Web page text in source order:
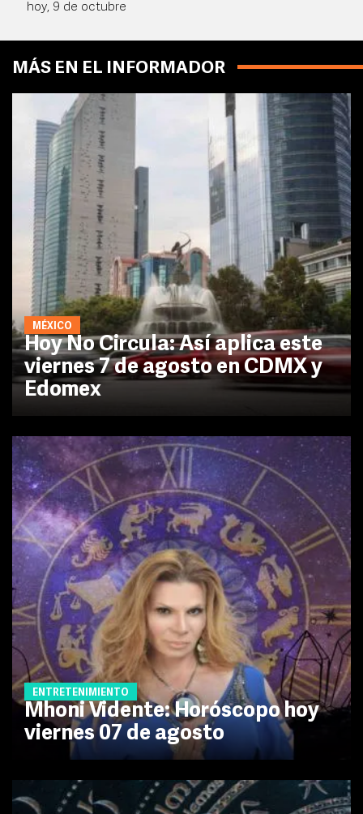
hoy, 9 de octubre
MÁS EN EL INFORMADOR
MÉXICO
Hoy No Circula: Así aplica este
viernes 7 de agosto en CDMX y
Edomex
ENTRETENIMIENTO
Mhoni Vidente: Horóscopo hoy
viernes 07 de agosto